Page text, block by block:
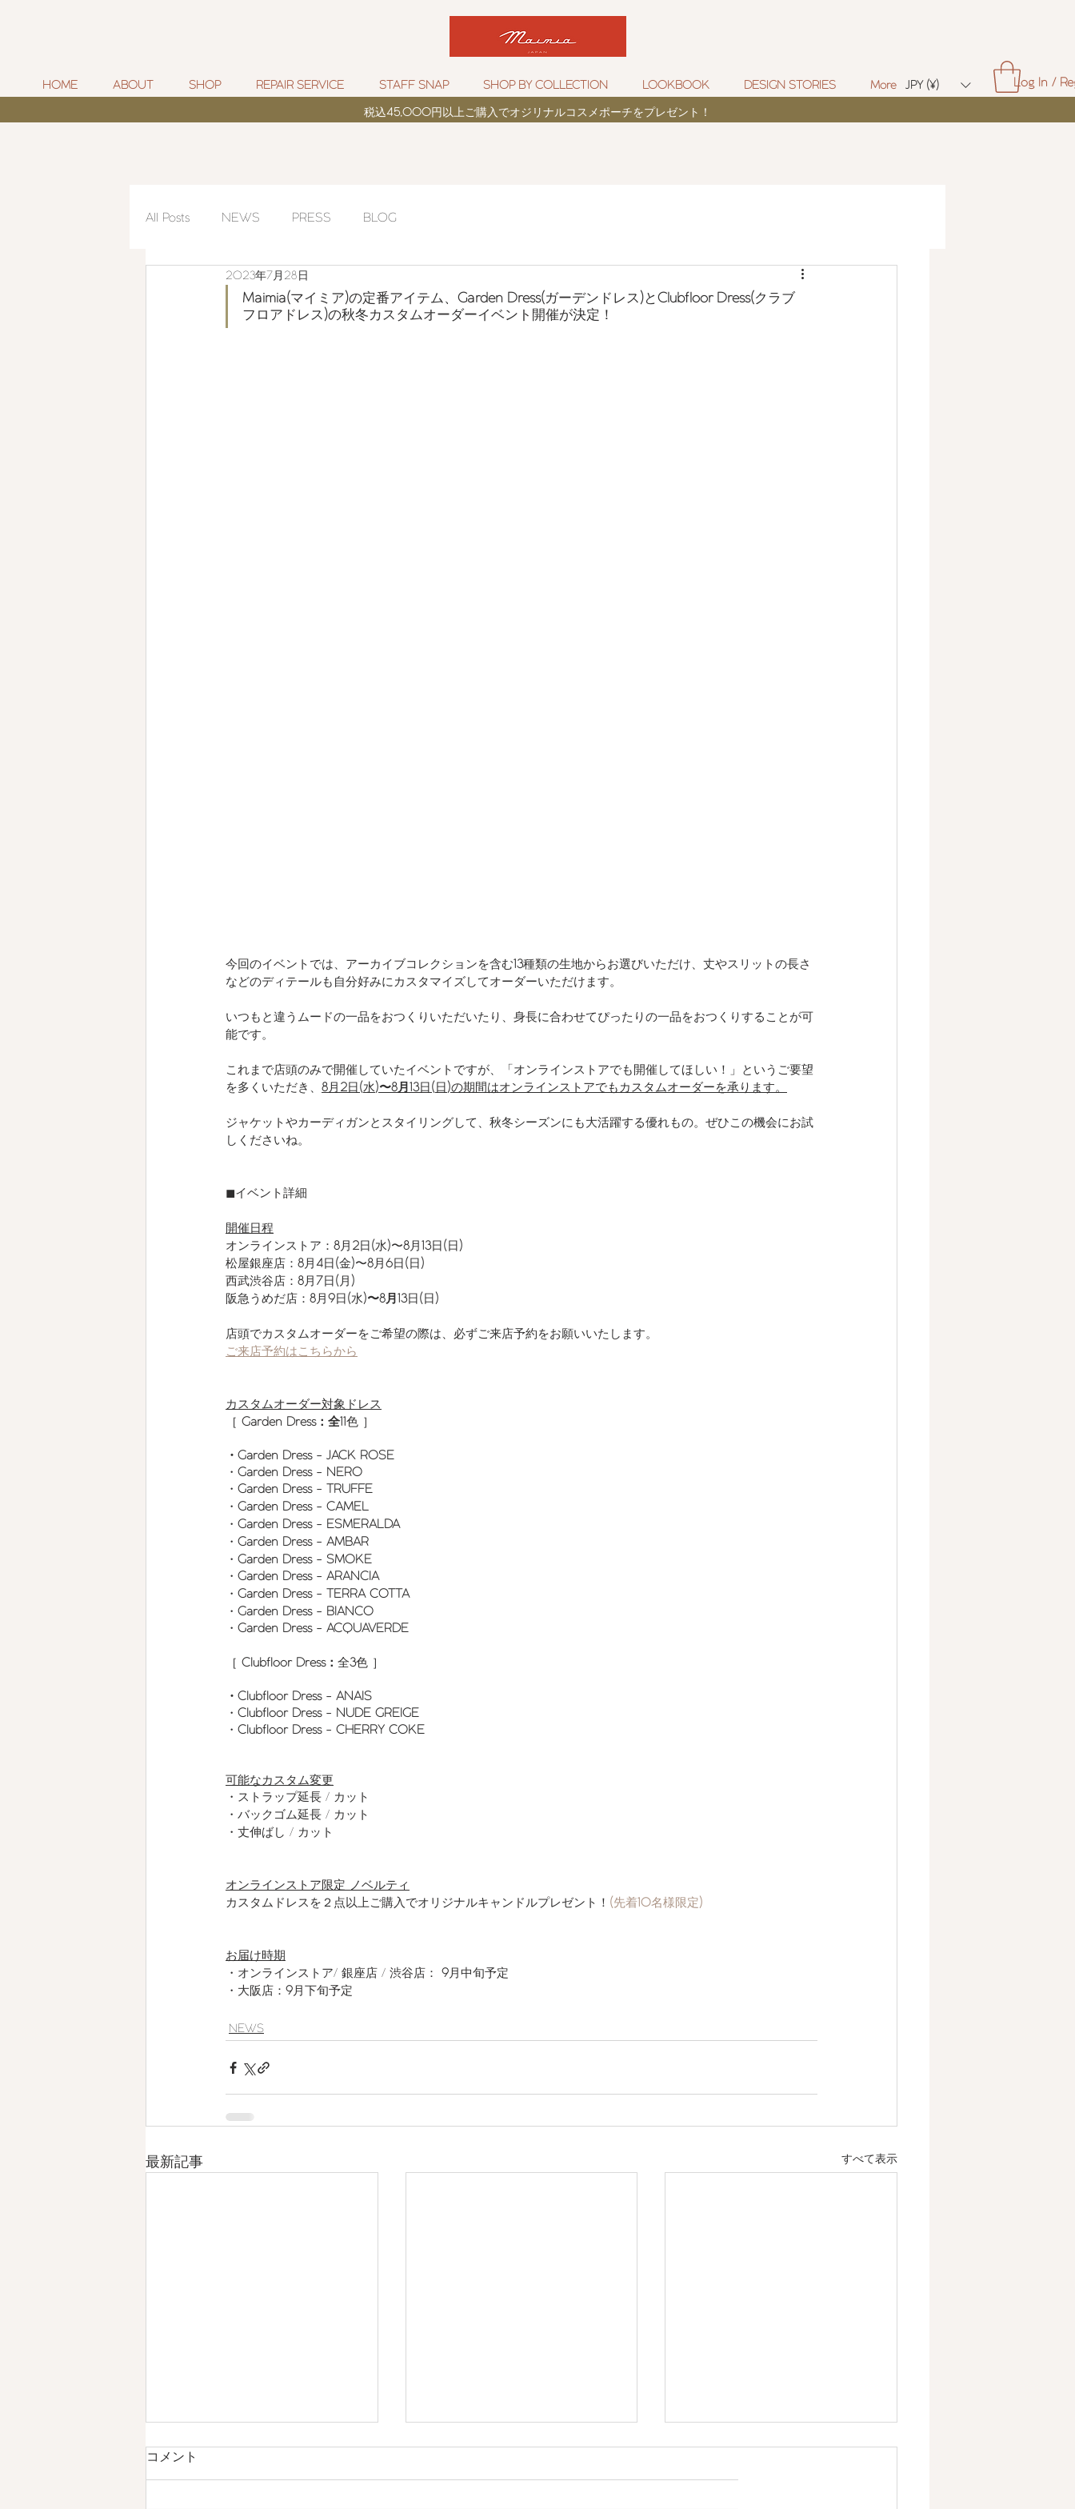
HOME ABOUT SHOP REPAIR SERVICE STAFF SNAP SHOP BY COLLECTION LOOKBOOK DESIGN STORIES More JPY (¥) Log In /
All Posts NEWS PRESS BLOG
2023年7月28日
Maimia(マイミア)の定番アイテム、 Garden Dress(ガーデンドレス)とClubfloor Dress(クラブ
フロアドレス)の秋冬カスタムオーダーイベント開催が決定！
今回のイベントでは、アーカイブコレクションを含む13種類の生地からお選びいただけ、丈やスリットの長さ
などのディテールも自分好みにカスタマイズしてオーダーいただけます。
いつもと違うムードの一品をおつくりいただいたり、身長に合わせてぴったりの一品をおつくりすることが可
能です。
これまで店頭のみで開催していたイベントですが、「オンラインストアでも開催してほしい！」というご要望
を多くいただき、 8月 2日(水)〜8月13日(日)の期間はオンラインストアでもカスタムオーダーを承ります。
ジャケットやカーディガンとスタイリングして、秋冬シーズンにも大活躍する優れもの。ぜひこの機会にお試
しくださいね。
◼︎イベント詳細
開催日程
オンラインストア： 8月 2日(水)〜8月13日(日)
松屋銀座店： 8月4日(金)〜8月6日(日)
西武渋谷店： 8月7日(月 )
阪急うめだ店： 8月9日(水)〜8月13日(日)
店頭でカスタムオーダーをご希望の際は、必ずご来店予約をお願いいたします。
ご来店予約はこちらから
カスタムオーダー対象ドレス
［ Garden Dress：全11色 ］
・Garden Dress - JACK ROSE
・ Garden Dress - NERO
・ Garden Dress - TRUFFE
・ Garden Dress - CAMEL
・ Garden Dress - ESMERALDA
・ Garden Dress - AMBAR
・ Garden Dress - SMOKE
・ Garden Dress - ARANCIA
・ Garden Dress - TERRA COTTA
・ Garden Dress - BIANCO
・ Garden Dress - ACQUAVERDE
［ Clubfloor Dress： 全3色 ］
・Clubfloor Dress - ANAIS
・ Clubfloor Dress - NUDE GREIGE
・ Clubfloor Dress - CHERRY COKE
可能なカスタム変更
・ストラップ延長 / カット
・バックゴム延長 / カット
・丈伸ばし / カット
オンラインストア限定 ノベルティ
カスタムドレスを２点以上ご購入でオリジナルキャンドルプレゼント！ (先着10名様限定)
お届け時期
・オンラインストア/ 銀座店 / 渋谷店： 9月中旬予定
・大阪店： 9月下旬予定
NEWS
最新記事 すべて表示
コメント
税込45,000円以上ご購入でオジリナルコスメポーチをプレゼント！